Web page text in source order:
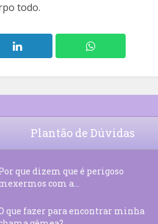
todo.
Plantão de Dúvidas
que dizem que é perigoso
com a...
que fazer para encontrar minha